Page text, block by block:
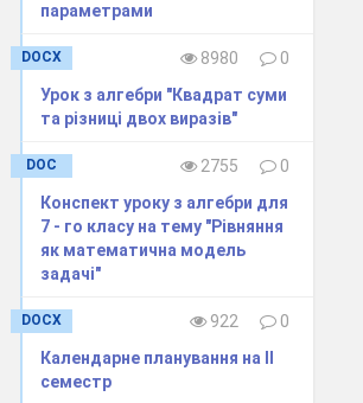
параметрами
DOCX 8980
0
Урок з алгебри "Квадрат суми
та різниці двох виразів"
DOC 2755
0
Конспект уроку з алгебри для
7 - го класу на тему "Рівняння
як математична модель
задачі"
DOCX 922
0
Календарне планування на ІІ
семестр